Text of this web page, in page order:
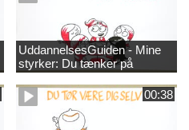
UddannelsesGuiden - Mine
styrker: Du tænker på
fællesskabet
00:38